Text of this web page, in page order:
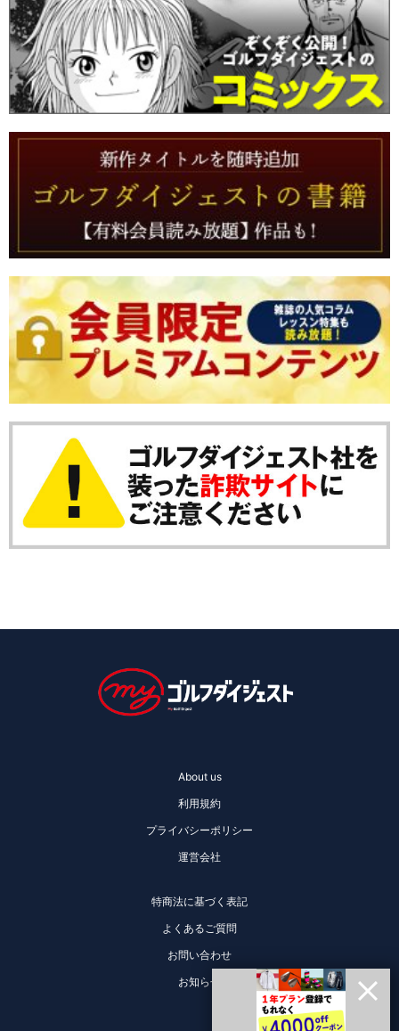
About us
利用規約
プライバシーポリシー
運営会社
特商法に基づく表記
よくあるご質問
お問い合わせ
お知らせ